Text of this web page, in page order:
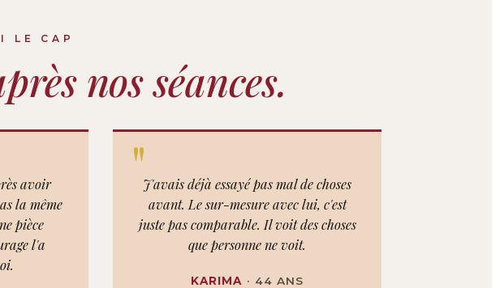
LE CAP
nos séances.
avoir
la même
pièce
l'a
J'avais déjà essayé pas mal de choses
avant. Le sur-mesure avec lui, c'est
juste pas comparable. Il voit des choses
que personne ne voit.
KARIMA · 44 ANS